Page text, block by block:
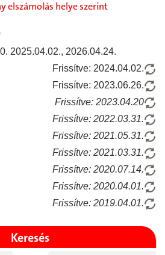
elszámolás helye szerint
2025.04.02., 2026.04.24.
Frissítve: 2024.04.02.
Frissítve: 2023.06.26.
Frissítve: 2023.04.20
Frissítve: 2022.03.31.
Frissítve: 2021.05.31.
Frissítve: 2021.03.31.
Frissítve: 2020.07.14.
Frissítve: 2020.04.01.
Frissítve: 2019.04.01.
Keresés